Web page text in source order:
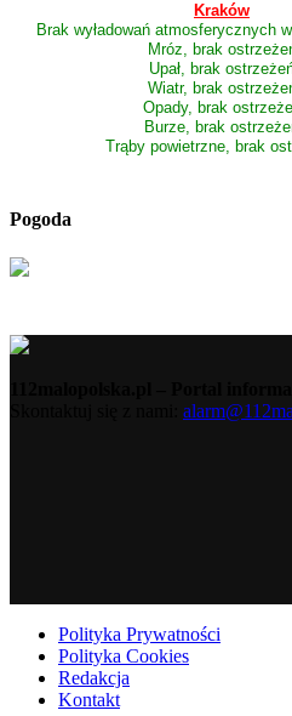
Kraków
Brak wyładowań atmosferycznych
Mróz, brak
Upał, brak
Wiatr, brak
Opady, brak
Burze, brak
Trąby powietrzne, brak
Pogoda
Polityka Prywatności
Polityka Cookies
Redakcja
Kontakt